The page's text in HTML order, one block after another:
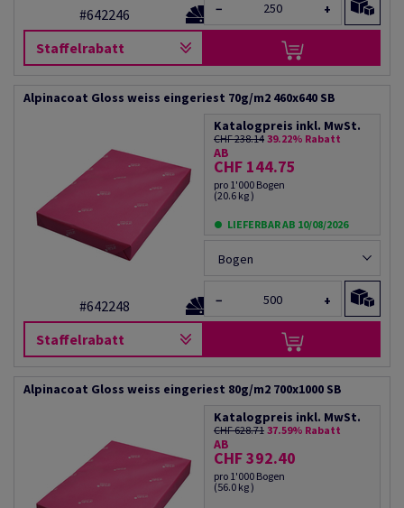
#642246
Staffelrabatt
− +
Alpinacoat Gloss weiss eingeriest 70g/m2 460x640 SB
#642248
Staffelrabatt
Katalogpreis inkl. MwSt.
CHF 238.14 39.22% Rabatt
AB
CHF 144.75
pro 1'000 Bogen
(20.6 kg )
LIEFERBAR AB 10/08/2026
Bogen
− +
Alpinacoat Gloss weiss eingeriest 80g/m2 700x1000 SB
Katalogpreis inkl. MwSt.
CHF 628.71 37.59% Rabatt
AB
CHF 392.40
pro 1'000 Bogen
(56.0 kg )